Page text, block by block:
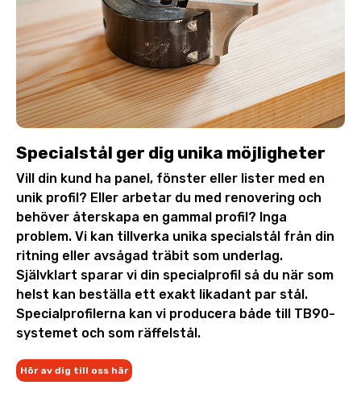
Specialstål ger dig unika möjligheter
Vill din kund ha panel, fönster eller lister med en
unik profil? Eller arbetar du med renovering och
behöver återskapa en gammal profil? Inga
problem. Vi kan tillverka unika specialstål från din
ritning eller avsågad träbit som underlag.
Självklart sparar vi din specialprofil så du när som
helst kan beställa ett exakt likadant par stål.
Specialprofilerna kan vi producera både till TB90-
systemet och som räffelstål.
Hör av dig till oss här